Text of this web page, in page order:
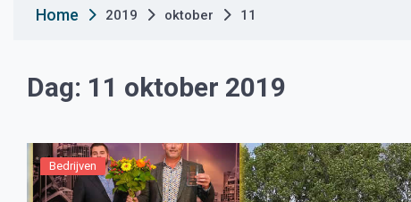
Home 2019 oktober 11
Dag: 11 oktober 2019
Bedrijven